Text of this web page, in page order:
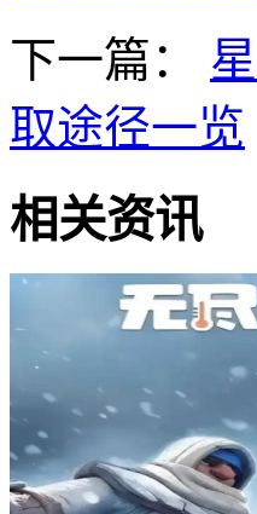
下一篇：
取途径一览
相关资讯